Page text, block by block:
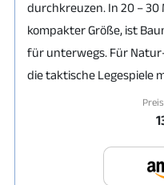
durchkreuzen. In 20 –
kompakter Größe, ist
für unterwegs. Für
die taktische Legespiele